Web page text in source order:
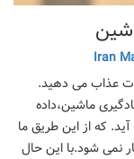
Iran
عذاب می دهید.
ماشین،داده
که از این طریق ما
نمی شود.با این حال